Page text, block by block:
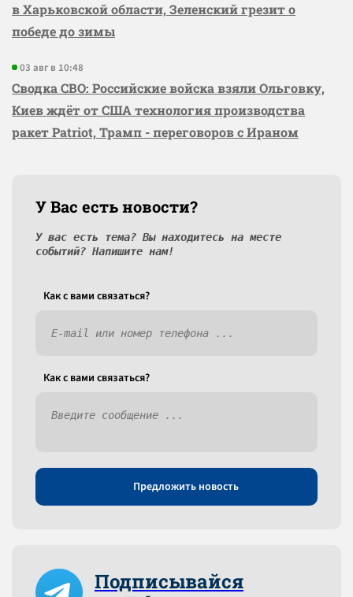
в Харьковской области, Зеленский грезит о
победе до зимы
03 авг в 10:48
Сводка СВО: Российские войска взяли Ольговку,
Киев ждёт от США технология производства
ракет Patriot, Трамп - переговоров с Ираном
У Вас есть новости?
У вас есть тема? Вы находитесь на месте
событий? Напишите нам!
Как c вами связаться?
Как c вами связаться?
Предложить новость
Подписывайся